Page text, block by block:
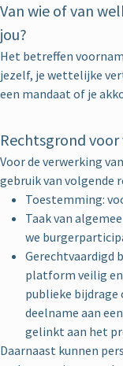
Van wie of van
jou?
Het betreffen
jezelf, je wettelijke
een mandaat of je
Rechtsgrond voor
Voor de verwerking
gebruik van volgende
Toestemming:
Taak van
we
Gerechtvaardigd
platform veilig
publieke
deelname aan
gelinkt aan het
Daarnaast kunnen